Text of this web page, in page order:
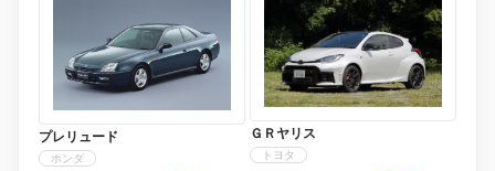
プレリュード
ホンダ
ＧＲヤリス
トヨタ